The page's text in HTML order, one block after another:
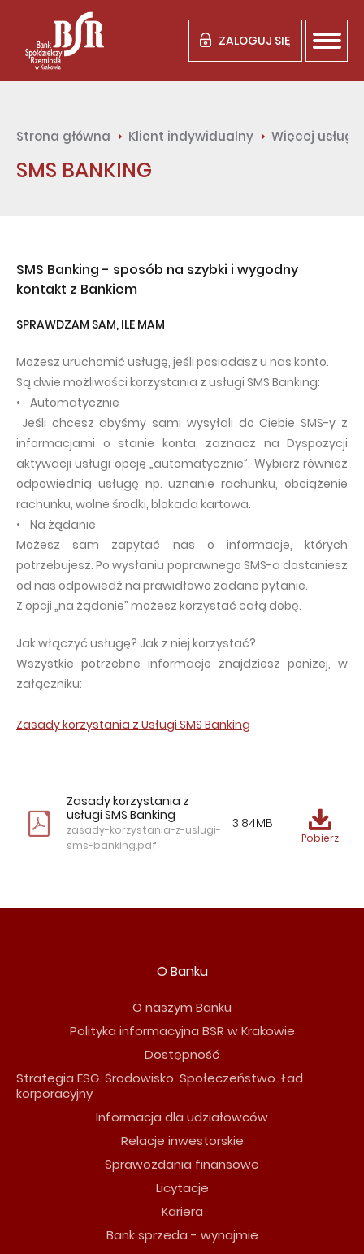
ZALOGUJ SIĘ
Strona główna Klient indywidualny Więcej usług
SMS BANKING
SMS Banking - sposób na szybki i wygodny
kontakt z Bankiem
SPRAWDZAM SAM, ILE MAM
Możesz uruchomić usługę, jeśli posiadasz u nas konto.
Są dwie możliwości korzystania z usługi SMS Banking:
• Automatycznie
Jeśli chcesz abyśmy sami wysyłali do Ciebie SMS-y z
informacjami o stanie konta, zaznacz na Dyspozycji
aktywacji usługi opcję „automatycznie”. Wybierz również
odpowiednią usługę np. uznanie rachunku, obciążenie
rachunku, wolne środki, blokada kartowa.
• Na żądanie
Możesz sam zapytać nas o informacje, których
potrzebujesz. Po wysłaniu poprawnego SMS-a dostaniesz
od nas odpowiedź na prawidłowo zadane pytanie.
Z opcji „na żądanie” możesz korzystać całą dobę.
Jak włączyć usługę? Jak z niej korzystać?
Wszystkie potrzebne informacje znajdziesz poniżej, w
załączniku:
Zasady korzystania z Usługi SMS Banking
Zasady korzystania z
usługi SMS Banking
zasady-korzystania-z-uslugi-
sms-banking.pdf
3.84MB
Pobierz
O Banku
O naszym Banku
Polityka informacyjna BSR w Krakowie
Dostępność
Strategia ESG. Środowisko. Społeczeństwo. Ład
korporacyjny
Informacja dla udziałowców
Relacje inwestorskie
Sprawozdania finansowe
Licytacje
Kariera
Bank sprzeda - wynajmie